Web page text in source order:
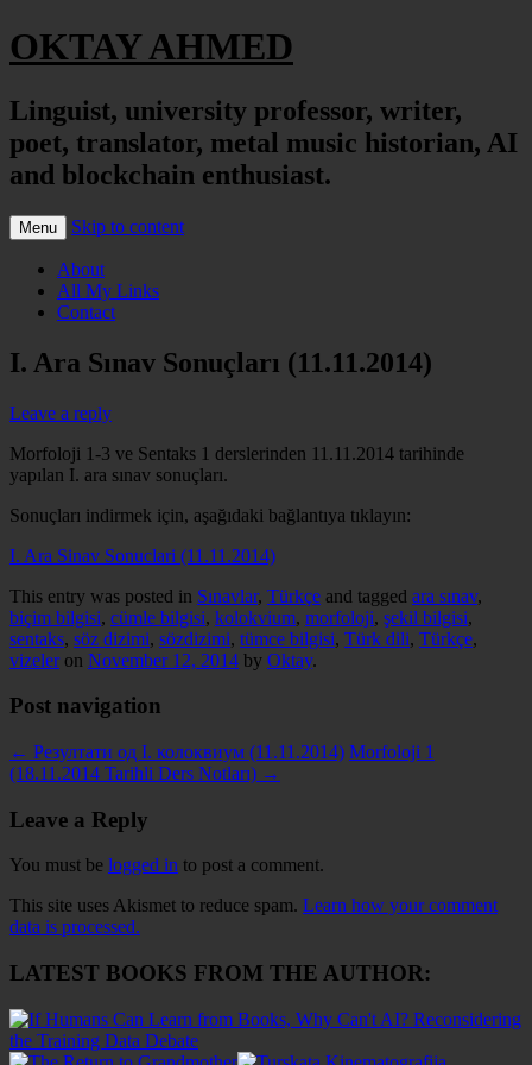
OKTAY AHMED
Linguist, university professor, writer,
poet, translator, metal music historian, AI
and blockchain enthusiast.
Menu Skip to content
About
All My Links
Contact
I. Ara Sınav Sonuçları (11.11.2014)
Leave a reply
Morfoloji 1-3 ve Sentaks 1 derslerinden 11.11.2014 tarihinde
yapılan I. ara sınav sonuçları.
Sonuçları indirmek için, aşağıdaki bağlantıya tıklayın:
I. Ara Sinav Sonuclari (11.11.2014)
This entry was posted in Sınavlar, Türkçe and tagged ara sınav,
biçim bilgisi, cümle bilgisi, kolokvium, morfoloji, şekil bilgisi,
sentaks, söz dizimi, sözdizimi, tümce bilgisi, Türk dili, Türkçe,
vizeleron November 12, 2014 by Oktay.
Post navigation
← Резултати од I. колоквиум (11.11.2014) Morfoloji 1
(18.11.2014 Tarihli Ders Notları) →
Leave a Reply
You must be logged in to post a comment.
This site uses Akismet to reduce spam. Learn how your comment
data is processed.
LATEST BOOKS FROM THE AUTHOR: